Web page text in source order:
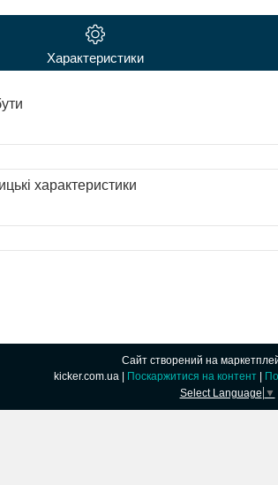
Характеристики
характеристики
Сайт створений на
Поскаржитися на контент
Select Language ▼